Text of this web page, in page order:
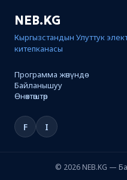
NEB.KG
Кыргызстандын Улуттук
китепканасы
Программа жөнүндө
Байланышуу
Өнөктөштөр
F I
© 2026 NEB.KG —